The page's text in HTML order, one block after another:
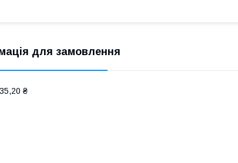
для замовлення
₴